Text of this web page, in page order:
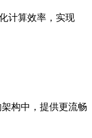
计算效率，实现
构中，提供更流畅